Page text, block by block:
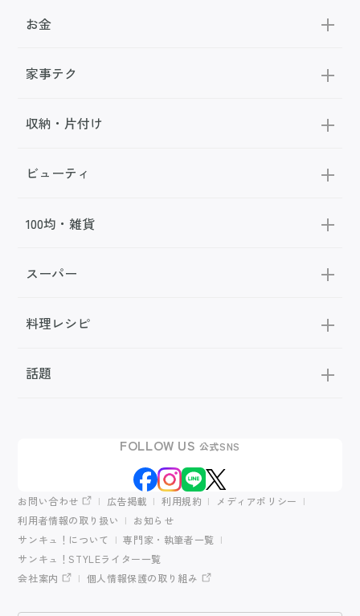
お金
家事テク
収納・片付け
ビューティ
100均・雑貨
スーパー
料理レシピ
話題
FOLLOW US 公式SNS
お問い合わせ 広告掲載 利用規約
メディアポリシー
利用者情報の取り扱い
お知らせ
サンキュ！について
専門家・執筆者一覧
サンキュ！STYLEライター一覧
会社案内
個人情報保護の取り組み